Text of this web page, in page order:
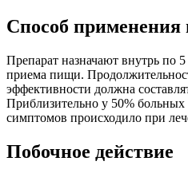
Способ применения
Препарат назначают внутрь по
приема пищи.
эффективности должна
Приблизительно у 50%
симптомов происходило при
Побочное действие